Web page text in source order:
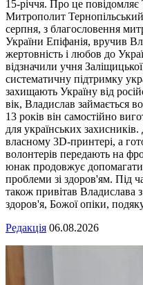
15-річчя. Про це
Митрополит
серпня, з благословення
України Епіфанія, вручив
жертовність і любов до
відзначили учня
систематичну підтримку
захищають Україну від
вік, Владислав займається
13 років він самостійно
для українських
власному 3D-принтері, а
волонтерів передають на
юнак продовжує
проблеми зі здоров'ям. Під
також привітав Владислава
здоров'я, Божої опіки,
Редакція 06.08.2026